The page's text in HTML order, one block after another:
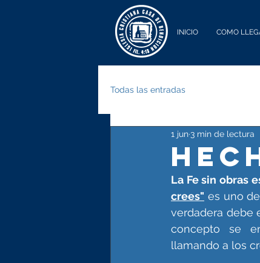
INICIO COMO
Todas las entradas
1 jun 3 min de lectura
La Fe sin obras
crees" es uno
verdadera debe
concepto se
llamando a los